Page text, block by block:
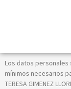
Los datos
mínimos necesarios
TERESA GIMENEZ